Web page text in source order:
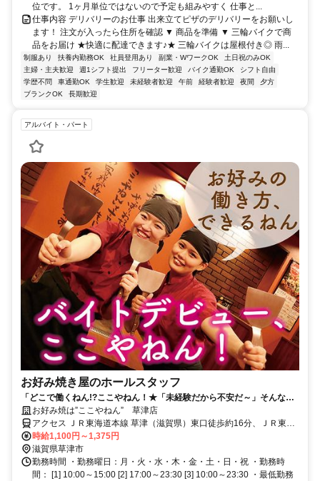
位です。 1ヶ月単位ではないので予定も組みやすく 仕事と...
仕事内容 デリバリーのお仕事 出来立てピザのデリバリーをお願いし
ます！ 注文が入ったら住所を確認 ▼ 商品を準備 ▼ 三輪バイクで商
品をお届け ★快適に配達できます♪★ 三輪バイクは屋根付き◎ 雨...
制服あり 扶養内勤務OK 社員登用あり 副業・WワークOK
土日祝のみOK
主婦・主夫歓迎
週1シフト提出 フリーター歓迎 バイク通勤OK
シフト自由
学歴不問
車通勤OK 学生歓迎 未経験者歓迎 午前 経験者歓迎 夜間
夕方
ブランクOK
長期歓迎
アルバイト・パート
お好み焼き屋のホールスタッフ
「どこで働くねん!?ここやねん！★「未経験だから不安だ～」そんなあ
なたもウチなら大丈夫◎知らんけど！
お好み焼は”ここやねん” 草津店
アクセス ＪＲ東海道本線 草津（滋賀県）東口徒歩約16分、ＪＲ東海
道本線 南草津東口徒歩約36分 東草津（近江鉄道バス）より徒歩3分
時給1,100円～1,375円
滋賀県草津市
勤務時間 ・勤務曜日：月・火・水・木・金・土・日・祝 ・勤務時
間： [1] 10:00～15:00 [2] 17:00～23:30 [3] 10:00～23:30 ・最低勤務